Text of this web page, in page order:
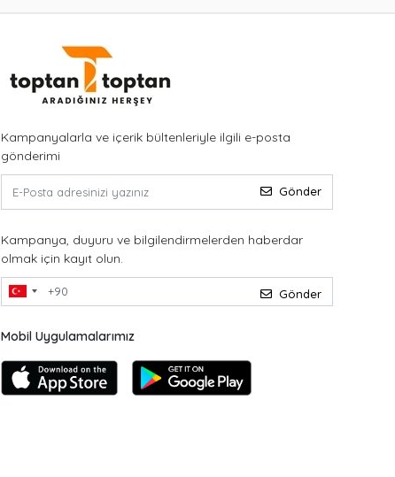
Kampanyalarla ve içerik bültenleriyle ilgili e-posta
gönderimi
Gönder
Kampanya, duyuru ve bilgilendirmelerden haberdar
olmak için kayıt olun.
Gönder
Mobil Uygulamalarımız